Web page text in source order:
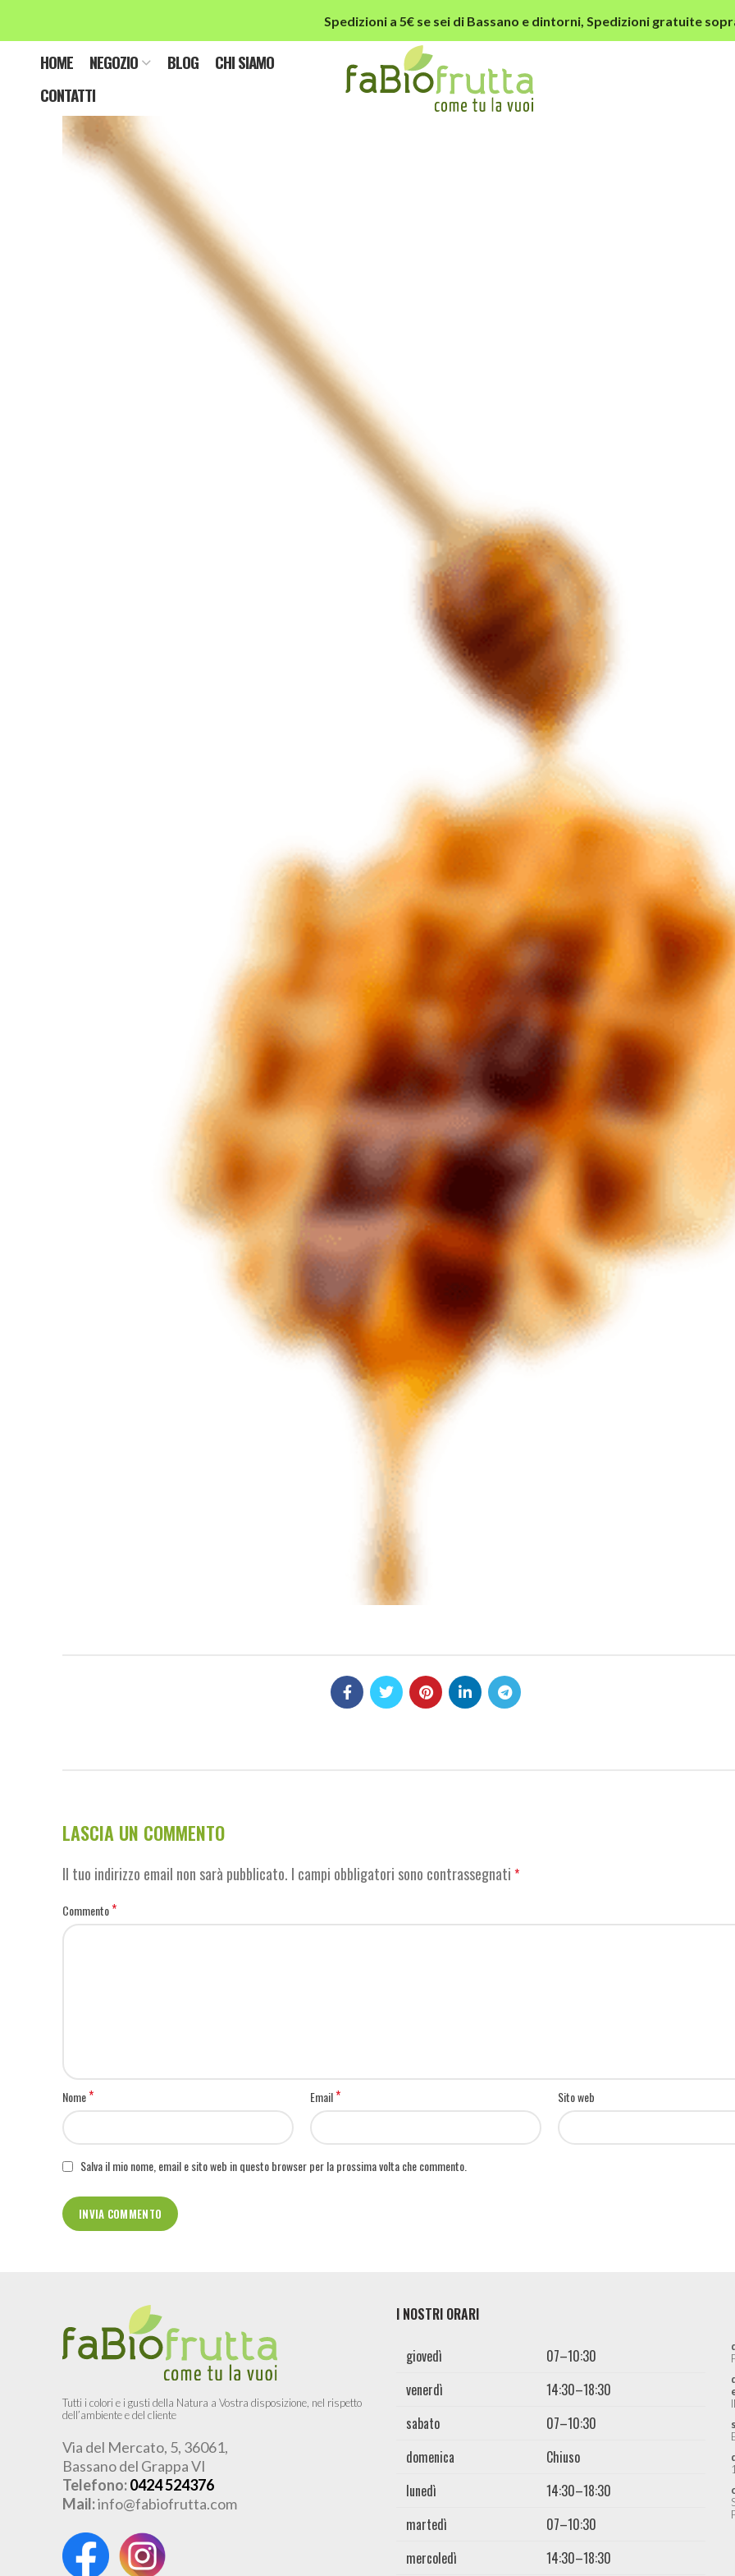
Spedizioni a 5€ se sei di Bassano e dintorni, Spedizioni gratuite
HOME NEGOZIO BLOG
CHI SIAMO
CONTATTI
bakery-slider-1-img-blur-opt
LASCIA UN COMMENTO
Il tuo indirizzo email non sarà pubblicato. I campi obbligatori sono contrassegnati *
Commento*
Nome* Email* Sito web
Salva il mio nome, email e sito web in questo browser per la prossima volta che commento.
Tutti i colori e i gusti della Natura a Vostra disposizione, nel rispetto
dell’ambiente e del cliente
Via del Mercato, 5, 36061,
Bassano del Grappa VI
Telefono:0424 524376
Mail:info@fabiofrutta.com
I NOSTRI ORARI
giovedì
07–10:30
venerdì
14:30–18:30
sabato
07–10:30
domenica
Chiuso
lunedì
14:30–18:30
martedì
07–10:30
mercoledì
14:30–18:30